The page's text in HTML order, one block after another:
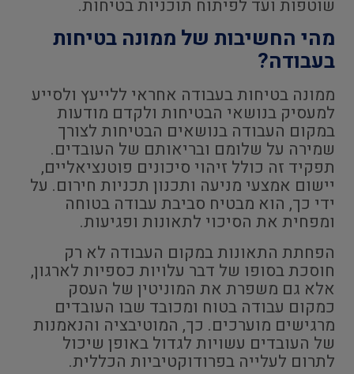
שוטפות ועד לפיתוח תוכניות בטיחות.
מהי החשיבות של ממונה בטיחות
בעבודה?
ממונה בטיחות בעבודה אחראי ללייעץ ולסייע
למעסיק בנושאי הבטיחות ולקדם מודעות
במקום העבודה בנושאים הבטיחות לצורך
שמירה על שלומם ובריאותם של העובדים.
תפקיד זה כולל זיהוי סיכונים פוטנציאליים,
יישום אמצעי מניעה ותכנון תכניות חירום. על
ידי כך, הוא מבטיח סביבת עבודה בטוחה
ומפחית את הסיכוי לתאונות ופגיעות.
הפחתת התאונות במקום העבודה לא רק
חוסכת בסופו של דבר עלויות כספיות לארגון,
אלא גם משפרת את המוניטין של העסק
כמקום עבודה בטוח ומכובד שבו העובדים
מרגישים מוערכים. כך, המוטיבציה והנאמנות
של העובדים עשויות לגדול באופן שיכול
לתרום לעלייה בפרודוקטיביות הכללית.